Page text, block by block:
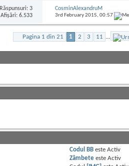
Răspunsuri:3
Afişări: 6.533
CosminAlexandruM
3rd February 2015, 00:57
Pagina 1 din 21 1 2 3 11 ...
Codul BB esteActiv
Zâmbete esteActiv